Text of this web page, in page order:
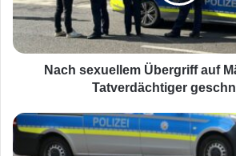
x
u
e
m
Ü
b
Nach sexuellem Übergriff auf
Tatverdächtiger
M